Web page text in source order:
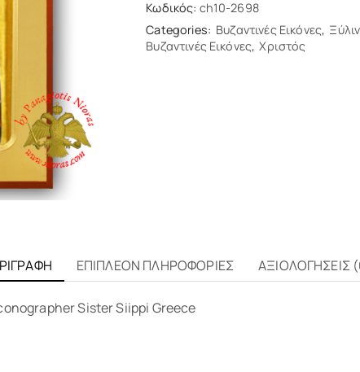
Κωδικός: ch10-2698
Categories: Βυζαντινές Εικόνες,
Βυζαντινές Εικόνες, Χριστός
ΕΠΙΠΛΈΟΝ ΠΛΗΡΟΦΟΡΊΕΣ ΑΞΙΟΛΟΓΉΣΕΙΣ
Sister Siippi Greece